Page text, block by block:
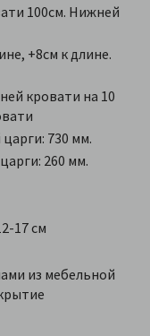
100см. Нижней
+8см к длине.
кровати на 10
730 мм.
260 мм.
17 см
из мебельной